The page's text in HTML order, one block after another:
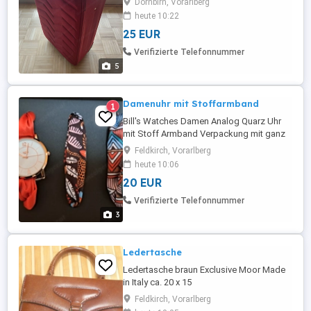
5
Dornbirn, Vorarlberg
heute 10:22
25 EUR
Verifizierte Telefonnummer
3
1 Damenuhr mit Stoffarmband
Bill's Watches Damen Analog Quarz Uhr
mit Stoff Armband Verpackung mit ganz
leichten Schürfspuren
Feldkirch, Vorarlberg
heute 10:06
20 EUR
Verifizierte Telefonnummer
Ledertasche
Ledertasche braun Exclusive Moor Made
in Italy ca. 20 x 15
Feldkirch, Vorarlberg